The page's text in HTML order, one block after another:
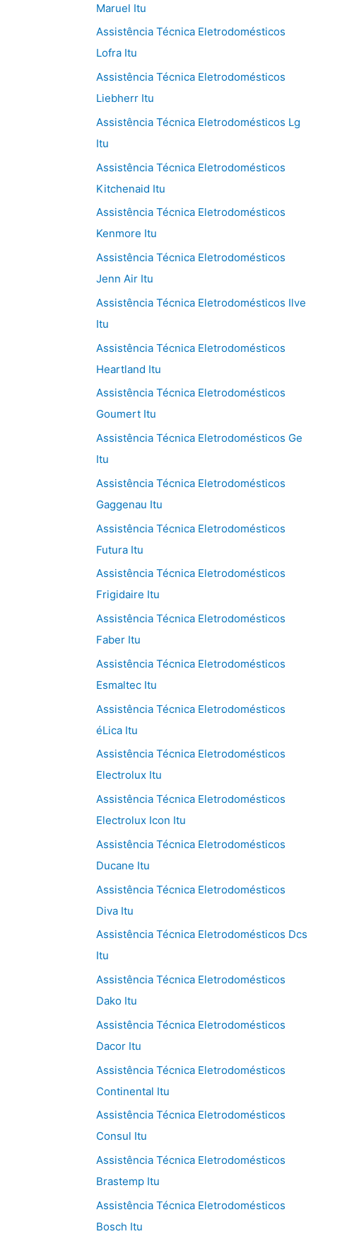
Maruel Itu
Assistência Técnica Eletrodomésticos
Lofra Itu
Assistência Técnica Eletrodomésticos
Liebherr Itu
Assistência Técnica Eletrodomésticos Lg
Itu
Assistência Técnica Eletrodomésticos
Kitchenaid Itu
Assistência Técnica Eletrodomésticos
Kenmore Itu
Assistência Técnica Eletrodomésticos
Jenn Air Itu
Assistência Técnica Eletrodomésticos Ilve
Itu
Assistência Técnica Eletrodomésticos
Heartland Itu
Assistência Técnica Eletrodomésticos
Goumert Itu
Assistência Técnica Eletrodomésticos Ge
Itu
Assistência Técnica Eletrodomésticos
Gaggenau Itu
Assistência Técnica Eletrodomésticos
Futura Itu
Assistência Técnica Eletrodomésticos
Frigidaire Itu
Assistência Técnica Eletrodomésticos
Faber Itu
Assistência Técnica Eletrodomésticos
Esmaltec Itu
Assistência Técnica Eletrodomésticos
éLica Itu
Assistência Técnica Eletrodomésticos
Electrolux Itu
Assistência Técnica Eletrodomésticos
Electrolux Icon Itu
Assistência Técnica Eletrodomésticos
Ducane Itu
Assistência Técnica Eletrodomésticos
Diva Itu
Assistência Técnica Eletrodomésticos Dcs
Itu
Assistência Técnica Eletrodomésticos
Dako Itu
Assistência Técnica Eletrodomésticos
Dacor Itu
Assistência Técnica Eletrodomésticos
Continental Itu
Assistência Técnica Eletrodomésticos
Consul Itu
Assistência Técnica Eletrodomésticos
Brastemp Itu
Assistência Técnica Eletrodomésticos
Bosch Itu